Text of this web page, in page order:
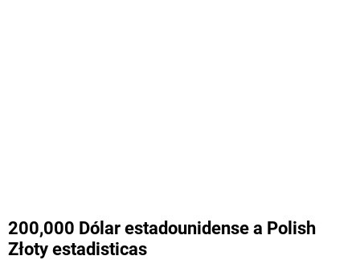
200,000 Dólar estadounidense a Polish
Złoty estadisticas